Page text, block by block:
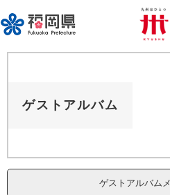
ー
ジ
の
メニューを飛ば
ゲストアルバム
ゲストアルバム